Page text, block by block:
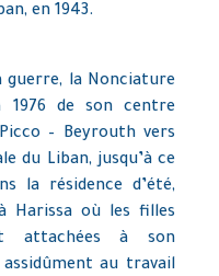
en 1943.
guerre, la Nonciature
1976 de son centre
– Beyrouth vers
du Liban, jusqu’à ce
la résidence d’été,
Harissa où les filles
attachées à son
assidûment au travail